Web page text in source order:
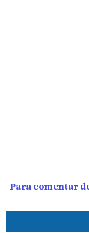
Para comentar